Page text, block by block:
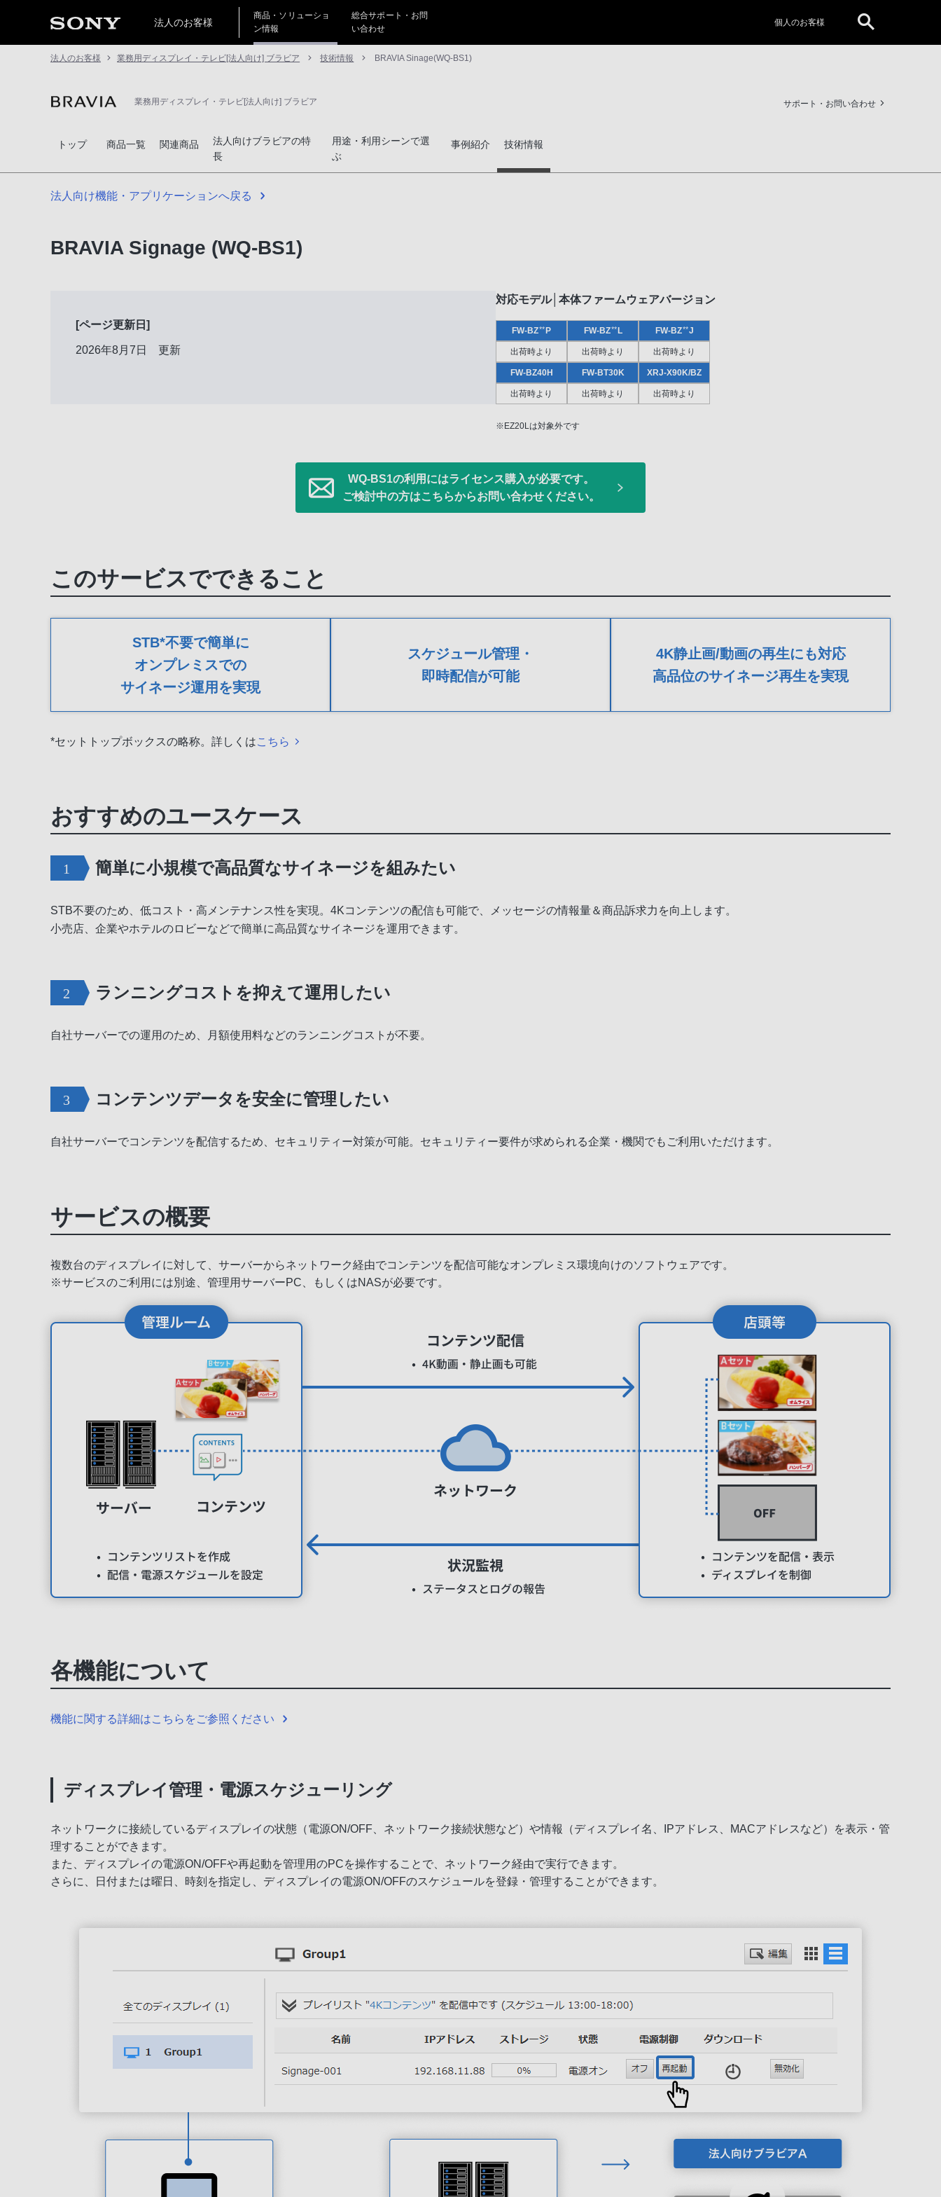
法人のお客様
商品・ソリューショ
ン情報
総合サポート・お問
い合わせ
個人のお客様
法人のお客様 業務用ディスプレイ・テレビ[法人向け] ブラビア 技術情報 BRAVIA Sinage(WQ-BS1)
業務用ディスプレイ・テレビ[法人向け] ブラビア サポート・お問い合わせ
トップ 商品一覧 関連商品
法人向けブラビアの特
長
用途・利用シーンで選
ぶ
事例紹介 技術情報
法人向け機能・アプリケーションへ戻る
BRAVIA Signage (WQ-BS1)
[ページ更新日]
2026年8月7日 更新
対応モデル│本体ファームウェアバージョン
FW-BZ** P
出荷時より
FW-BZ** L
出荷時より
FW-BZ**J
出荷時より
FW-BZ40H
出荷時より
FW-BT30K
出荷時より
XRJ-X90K/BZ
出荷時より
※EZ20Lは対象外です
WQ-BS1の利用にはライセンス購入が必要です。
ご検討中の方はこちらからお問い合わせください。
このサービスでできること
STB*不要で簡単に
オンプレミスでの
サイネージ運用を実現
スケジュール管理・
即時配信が可能
4K静止画/動画の再生にも対応
高品位のサイネージ再生を実現
*セットトップボックスの略称。詳しくはこちら
おすすめのユースケース
簡単に小規模で高品質なサイネージを組みたい
STB不要のため、低コスト・高メンテナンス性を実現。4Kコンテンツの配信も可能で、メッセージの情報量＆商品訴求力を向上します。
小売店、企業やホテルのロビーなどで簡単に高品質なサイネージを運用できます。
ランニングコストを抑えて運用したい
自社サーバーでの運用のため、月額使用料などのランニングコストが不要。
コンテンツデータを安全に管理したい
自社サーバーでコンテンツを配信するため、セキュリティー対策が可能。セキュリティー要件が求められる企業・機関でもご利用いただけます。
サービスの概要
複数台のディスプレイに対して、サーバーからネットワーク経由でコンテンツを配信可能なオンプレミス環境向けのソフトウェアです。
※サービスのご利用には別途、管理用サーバーPC、もしくはNASが必要です。
各機能について
機能に関する詳細はこちらをご参照ください
ディスプレイ管理・電源スケジューリング
ネットワークに接続しているディスプレイの状態（電源ON/OFF、ネットワーク接続状態など）や情報（ディスプレイ名、IPアドレス、MACアドレスなど）を表示・管
理することができます。
また、ディスプレイの電源ON/OFFや再起動を管理用のPCを操作することで、ネットワーク経由で実行できます。
さらに、日付または曜日、時刻を指定し、ディスプレイの電源ON/OFFのスケジュールを登録・管理することができます。